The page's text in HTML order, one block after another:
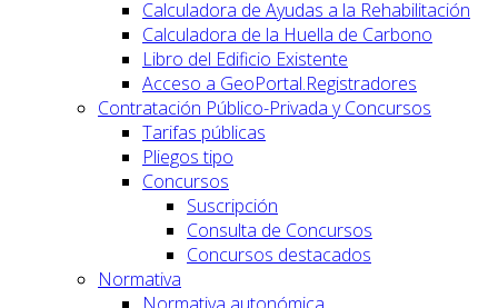
Calculadora de Ayudas a la Rehabilitación
Calculadora de la Huella de Carbono
Libro del Edificio Existente
Acceso a GeoPortal.Registradores
Contratación Público-Privada y Concursos
Tarifas públicas
Pliegos tipo
Concursos
Suscripción
Consulta de Concursos
Concursos destacados
Normativa